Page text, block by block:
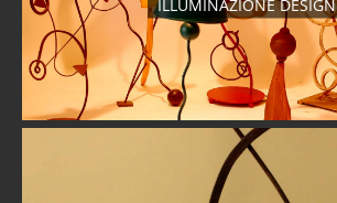
ILLUMINAZIONE DESIGN